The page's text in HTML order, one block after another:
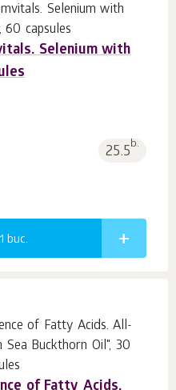
Selenium with
25.5b.
buc.